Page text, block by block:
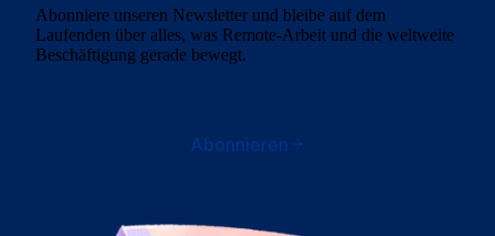
Abonniere unseren Newsletter und bleibe auf dem
Laufenden über alles, was Remote-Arbeit und die weltweite
Beschäftigung gerade bewegt.
Abonnieren